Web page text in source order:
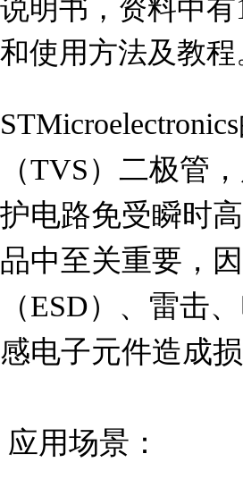
说明书，资料中
和使用方法及教程
（TVS）二极管
护电路免受瞬时
品中至关重要，
（ESD）、雷击
感电子元件造成损